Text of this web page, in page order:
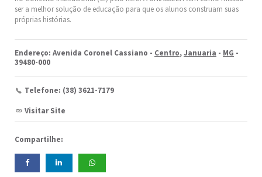
ser a melhor solução de educação para que os alunos construam suas
próprias histórias.
Endereço: Avenida Coronel Cassiano - Centro,Januaria - MG -
39480-000
Telefone: (38) 3621-7179
Visitar Site
Compartilhe: